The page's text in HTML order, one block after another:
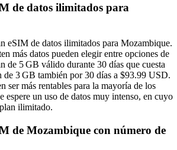
de datos ilimitados para
eSIM de datos ilimitados para Mozambique.
más datos pueden elegir entre opciones de
de 5 GB válido durante 30 días que cuesta
3 GB también por 30 días a $93.99 USD.
ser más rentables para la mayoría de los
espere un uso de datos muy intenso, en cuyo
ilimitado.
de Mozambique con número de